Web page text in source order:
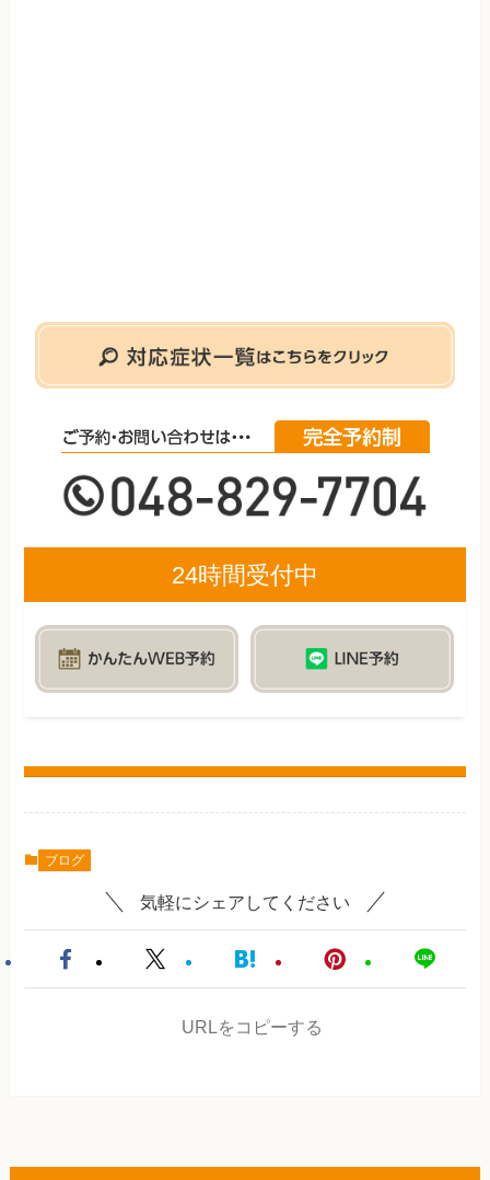
24時間受付中
ブログ
気軽にシェアしてください
URLをコピーする